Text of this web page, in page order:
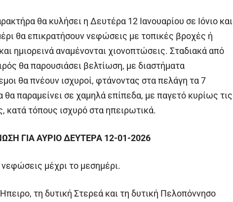
θα κυλήσει η Δευτέρα 12 Ιανουαρίου σε Ιόνιο και
θα επικρατήσουν νεφώσεις με τοπικές βροχές ή
ημιορεινά αναμένονται χιονοπτώσεις. Σταδιακά από
θα παρουσιάσει βελτίωση, με διαστήματα
θα πνέουν ισχυροί, φτάνοντας στα πελάγη τα 7
παραμείνει σε χαμηλά επίπεδα, με παγετό κυρίως τις
κατά τόπους ισχυρό στα ηπειρωτικά.
ΓΙΑ ΑΥΡΙΟ ΔΕΥΤΕΡΑ 12-01-2026
νεφώσεις μέχρι το μεσημέρι.
τη δυτική Στερεά και τη δυτική Πελοπόννησο